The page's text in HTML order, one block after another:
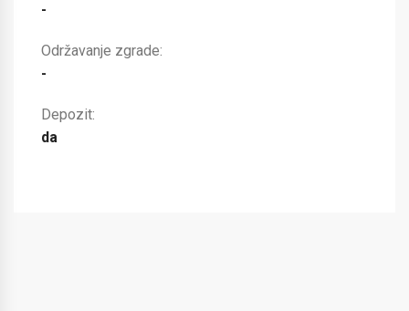
-
Održavanje zgrade:
-
Depozit:
da